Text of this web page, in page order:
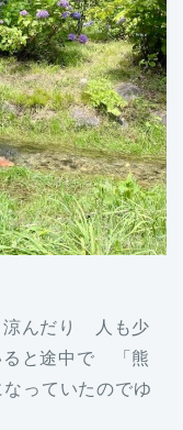
涼んだり 人も少
ると途中で 「熊
っていたのでゆ